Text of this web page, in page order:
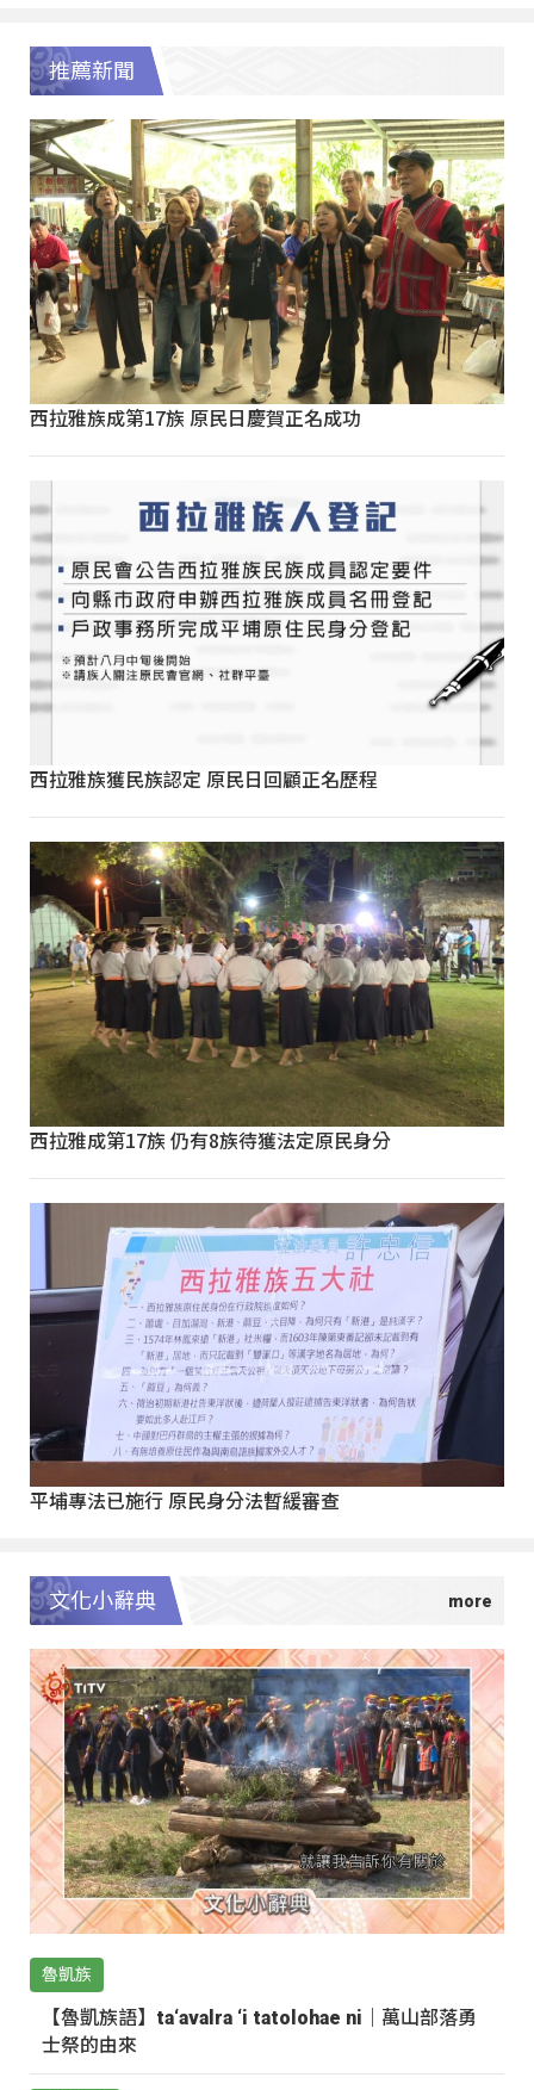
推薦新聞
西拉雅族成第17族 原民日慶賀正名成功
西拉雅族獲民族認定 原民日回顧正名歷程
西拉雅成第17族 仍有8族待獲法定原民身分
平埔專法已施行 原民身分法暫緩審查
文化小辭典
魯凱族
【魯凱族語】ta‘avalra ‘i tatolohae ni｜萬山部落勇
士祭的由來